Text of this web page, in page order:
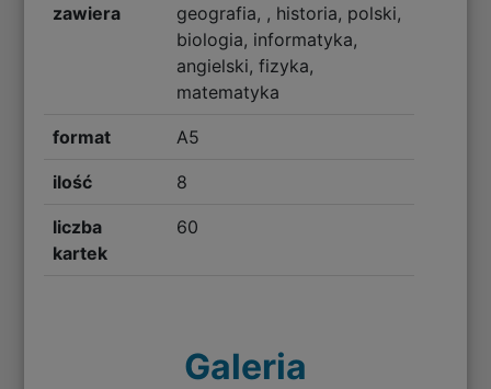
zawiera
geografia, , historia, polski,
biologia, informatyka,
angielski, fizyka,
matematyka
format A5
ilość 8
liczba
kartek
60
Galeria